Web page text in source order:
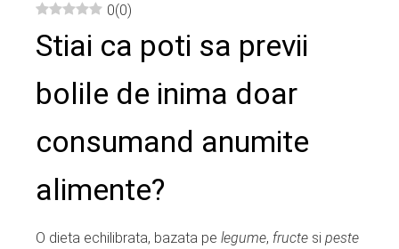
0(0)
Stiai ca poti sa previi
bolile de inima doar
consumand anumite
alimente?
O dieta echilibrata, bazata pe legume, fructe si peste